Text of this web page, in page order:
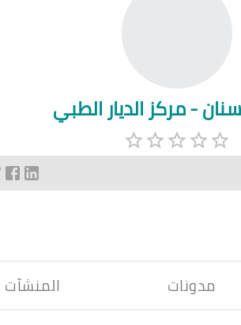
- مركز الديار الطبي
مدونات المنشآت